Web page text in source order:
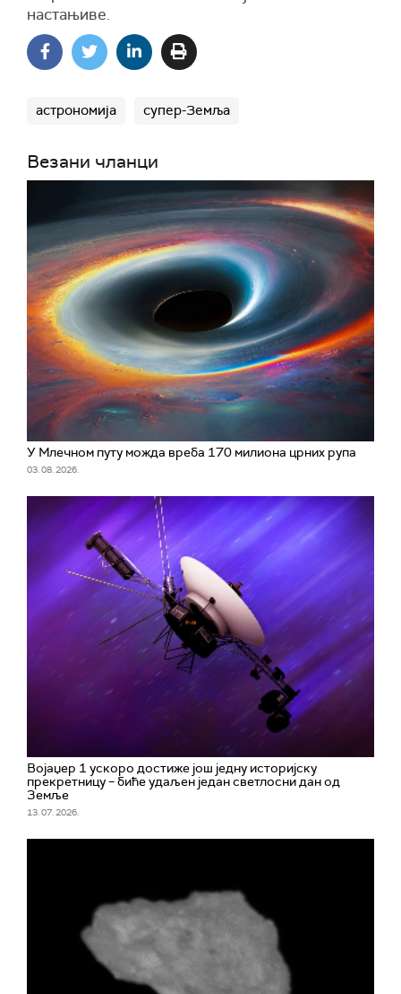
настањиве.
астрономија супер-Земља
Везани чланци
У Млечном путу можда вреба 170 милиона црних рупа
03. 08. 2026.
Војаџер 1 ускоро достиже још једну историјску
прекретницу – биће удаљен један светлосни дан од
Земље
13. 07. 2026.